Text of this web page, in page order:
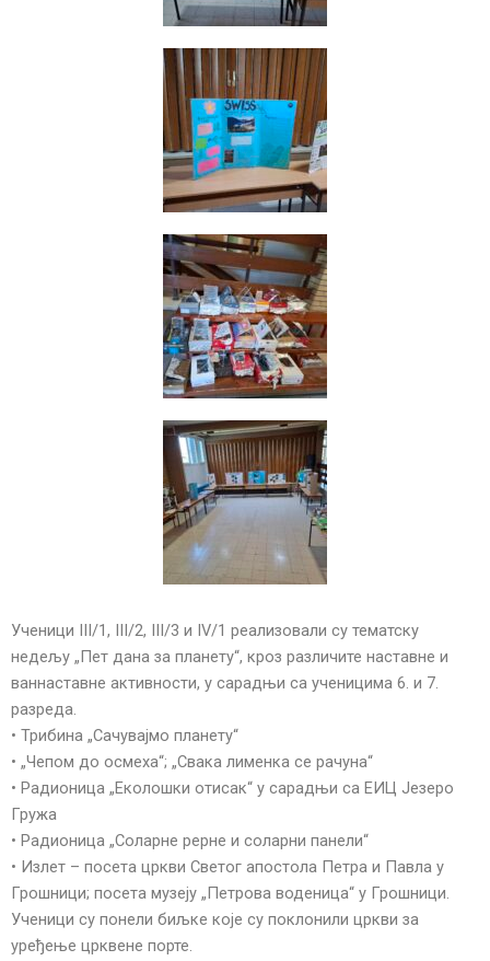
Ученици III/1, III/2, III/3 и IV/1 реализовали су тематску
недељу „Пет дана за планету“, кроз различите наставне и
ваннаставне активности, у сарадњи са ученицима 6. и 7.
разреда.
• Трибина „Сачувајмо планету“
• „Чепом до осмеха“; „Свака лименка се рачуна“
• Радионица „Еколошки отисак“ у сарадњи са ЕИЦ Језеро
Гружа
• Радионица „Соларне рерне и соларни панели“
• Излет – посета цркви Светог апостола Петра и Павла у
Грошници; посета музеју „Петрова воденица“ у Грошници.
Ученици су понели биљке које су поклонили цркви за
уређење црквене порте.